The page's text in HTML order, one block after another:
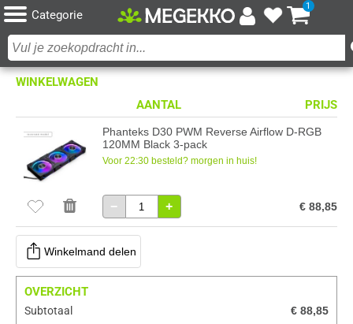
Categorie
1
WINKELWAGEN
AANTAL
PRIJS
Phanteks D30 PWM Reverse Airflow D-RGB
120MM Black 3-pack
Voor 22:30 besteld? morgen in huis!
− + € 88,85
Winkelmand delen
OVERZICHT
Subtotaal
€ 88,85